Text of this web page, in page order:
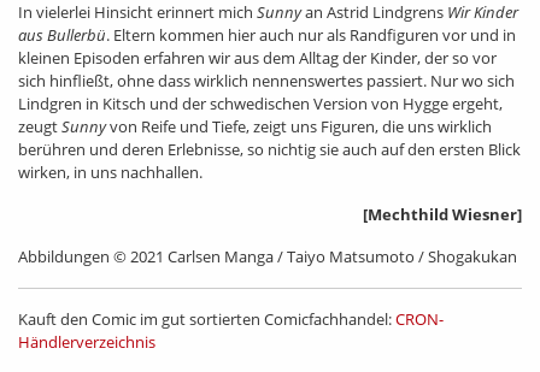
In vielerlei Hinsicht erinnert mich Sunnyan Astrid Lindgrens Wir Kinder
aus Bullerbü. Eltern kommen hier auch nur als Randfiguren vor und in
kleinen Episoden erfahren wir aus dem Alltag der Kinder, der so vor
sich hinfließt, ohne dass wirklich nennenswertes passiert. Nur wo sich
Lindgren in Kitsch und der schwedischen Version von Hygge ergeht,
zeugtSunnyvon Reife und Tiefe, zeigt uns Figuren, die uns wirklich
berühren und deren Erlebnisse, so nichtig sie auch auf den ersten Blick
wirken, in uns nachhallen.
[Mechthild Wiesner]
Abbildungen © 2021 Carlsen Manga / Taiyo Matsumoto / Shogakukan
Kauft den Comic im gut sortierten Comicfachhandel:CRON-
Händlerverzeichnis